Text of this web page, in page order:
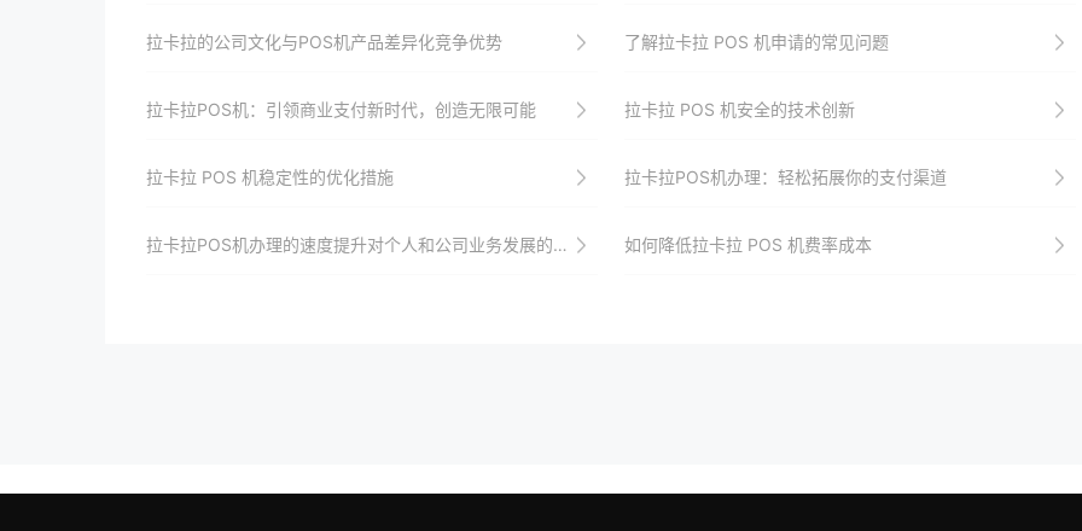
拉卡拉的公司文化与POS机产品差异化竞争优势 了解拉卡拉 POS 机申请的常见问题
拉卡拉POS机：引领商业支付新时代，创造无限可能 拉卡拉 POS 机安全的技术创新
拉卡拉 POS 机稳定性的优化措施 拉卡拉POS机办理：轻松拓展你的支付渠道
拉卡拉POS机办理的速度提升对个人和公司业务发展的影响 如何降低拉卡拉 POS 机费率成本